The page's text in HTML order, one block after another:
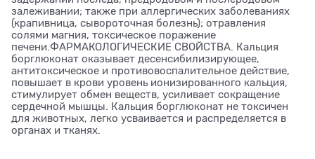
залеживании; также при аллергических заболеваниях
(крапивница, сывороточная болезнь); отравления
солями магния, токсическое поражение
печени.ФАРМАКОЛОГИЧЕСКИЕ СВОЙСТВА. Кальция
борглюконат оказывает десенсибилизирующее,
антитоксическое и противовоспалительное действие,
повышает в крови уровень ионизированного кальция,
стимулирует обмен веществ, усиливает сокращение
сердечной мышцы. Кальция борглюконат не токсичен
для животных, легко усваивается и распределяется в
органах и тканях.